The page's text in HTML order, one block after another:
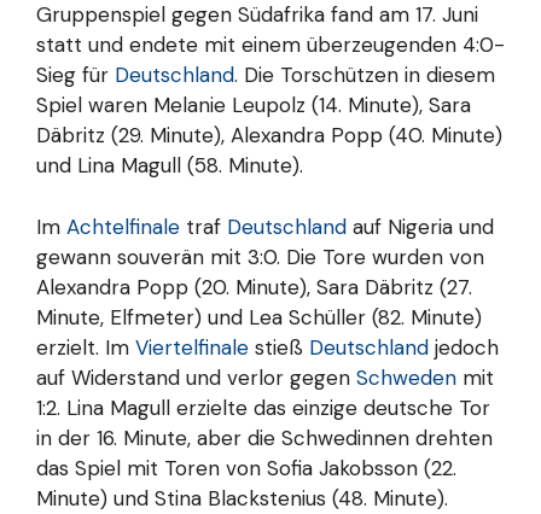
Gruppenspiel gegen Südafrika fand am 17. Juni
statt und endete mit einem überzeugenden 4:0-
Sieg für Deutschland. Die Torschützen in diesem
Spiel waren Melanie Leupolz (14. Minute), Sara
Däbritz (29. Minute), Alexandra Popp (40. Minute)
und Lina Magull (58. Minute).
Im Achtelfinale traf Deutschland auf Nigeria und
gewann souverän mit 3:0. Die Tore wurden von
Alexandra Popp (20. Minute), Sara Däbritz (27.
Minute, Elfmeter) und Lea Schüller (82. Minute)
erzielt. Im Viertelfinale stieß Deutschland jedoch
auf Widerstand und verlor gegen Schweden mit
1:2. Lina Magull erzielte das einzige deutsche Tor
in der 16. Minute, aber die Schwedinnen drehten
das Spiel mit Toren von Sofia Jakobsson (22.
Minute) und Stina Blackstenius (48. Minute).